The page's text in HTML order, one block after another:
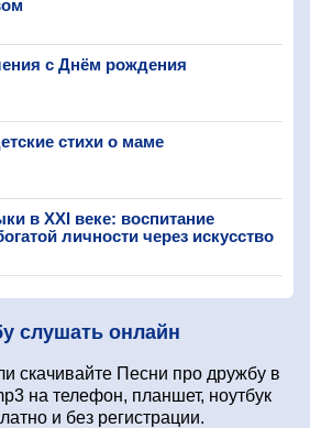
с Днём рождения
стихи о маме
в XXI веке: воспитание
личности через искусство
слушать онлайн
скачивайте Песни про дружбу в
на телефон, планшет, ноутбук
и без регистрации.